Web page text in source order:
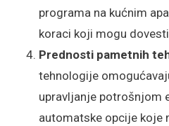
programa na kućnim
koraci koji mogu
Prednosti pametnih
tehnologije
upravljanje potrošnjom
automatske opcije koje